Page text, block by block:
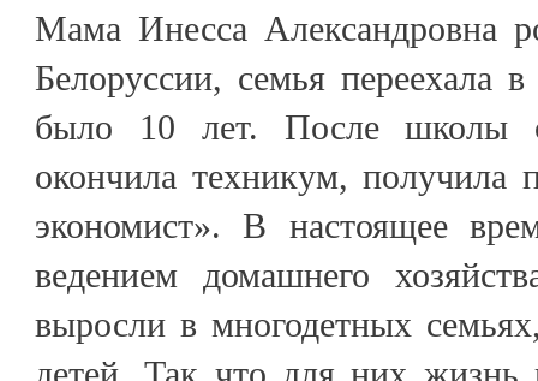
Мама Инесса Александровна
Белоруссии, семья переехала
было 10 лет. После школы
окончила техникум, получила
экономист». В настоящее
ведением домашнего
выросли в многодетных
детей. Так что для них